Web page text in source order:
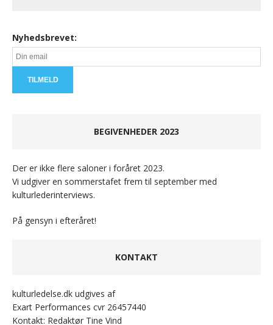
Nyhedsbrevet:
BEGIVENHEDER 2023
Der er ikke flere saloner i foråret 2023.
Vi udgiver en sommerstafet frem til september med
kulturlederinterviews.
På gensyn i efteråret!
KONTAKT
kulturledelse.dk udgives af
Exart Performances cvr 26457440
Kontakt: Redaktør Tine Vind